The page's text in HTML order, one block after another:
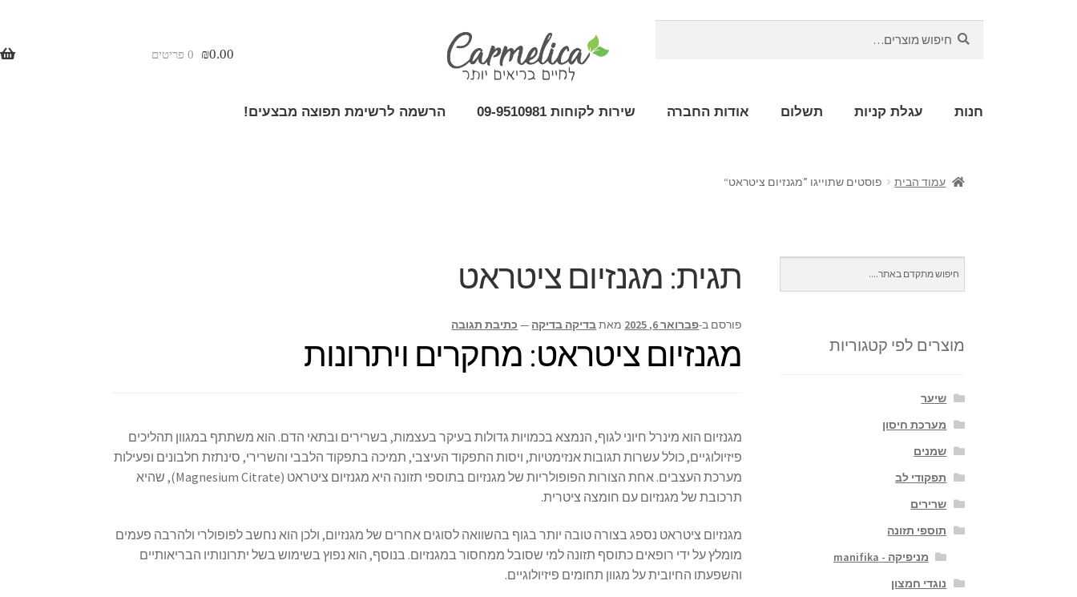
₪0.00 0 פריטים
חנות עגלת קניות תשלום אודות החברה שירות לקוחות 09-9510981 הרשמה לרשימת תפוצה מבצעים!
עמוד הבית פוסטים שתוייגו ”מגנזיום ציטראט“
תגית: מגנזיום ציטראט
פורסם ב-פברואר 6, 2025 מאתבדיקה בדיקה — כתיבת תגובה
מגנזיום ציטראט: מחקרים ויתרונות
מגנזיום הוא מינרל חיוני לגוף, הנמצא בכמויות גדולות בעיקר בעצמות, בשרירים ובתאי הדם. הוא משתתף במגוון תהליכים
פיזיולוגיים, כולל עשרות תגובות אנזימטיות, ויסות התפקוד העיצבי, תמיכה בתפקוד הלבבי והשרירי, סינתזת חלבונים ופעילות
מערכת העצבים. אחת הצורות הפופולריות של מגנזיום בתוספי תזונה היא מגנזיום ציטראט (Magnesium Citrate), שהיא
תרכובת של מגנזיום עם חומצה ציטרית.
מגנזיום ציטראט נספג בצורה טובה יותר בגוף בהשוואה לסוגים אחרים של מגנזיום, ולכן הוא נחשב לפופולרי ולהרבה פעמים
מומלץ על ידי רופאים כתוסף תזונה למי שסובל ממחסור במגנזיום. בנוסף, הוא נפוץ בשימוש בשל יתרונותיו הבריאותיים
והשפעתו החיובית על מגוון תחומים פיזיולוגיים.
מוצרים לפי קטגוריות
שיער
מערכת חיסון
שמנים
תפקודי לב
שרירים
תוספי תזונה
מניפיקה - manifika
נוגדי חמצון